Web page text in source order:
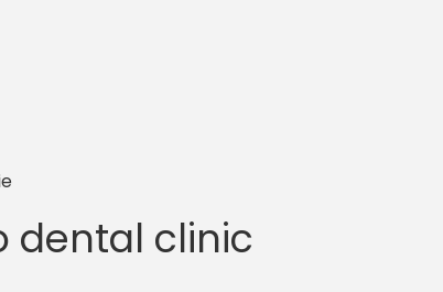
dental clinic